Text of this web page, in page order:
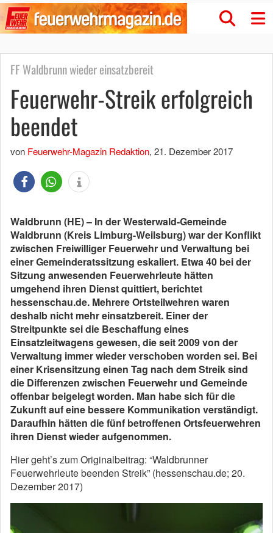
FF Waldbrunn wieder einsatzbereit
Feuerwehr-Streik erfolgreich
beendet
von Feuerwehr-Magazin Redaktion, 21. Dezember 2017
Waldbrunn (HE) – In der Westerwald-Gemeinde
Waldbrunn (Kreis Limburg-Weilsburg) war der Konflikt
zwischen Freiwilliger Feuerwehr und Verwaltung bei
einer Gemeinderatssitzung eskaliert. Etwa 40 bei der
Sitzung anwesenden Feuerwehrleute hätten
umgehend ihren Dienst quittiert, berichtet
hessenschau.de. Mehrere Ortsteilwehren waren
deshalb nicht mehr einsatzbereit. Einer der
Streitpunkte sei die Beschaffung eines
Einsatzleitwagens gewesen, die seit 2009 von der
Verwaltung immer wieder verschoben worden sei. Bei
einer Krisensitzung einen Tag nach dem Streik sind
die Differenzen zwischen Feuerwehr und Gemeinde
offenbar beigelegt worden. Man habe sich für die
Zukunft auf eine bessere Kommunikation verständigt.
Daraufhin hätten die fünf betroffenen Ortsfeuerwehren
ihren Dienst wieder aufgenommen.
Hier geht’s zum Originalbeitrag: “Waldbrunner
Feuerwehrleute beenden Streik” (hessenschau.de; 20.
Dezember 2017)